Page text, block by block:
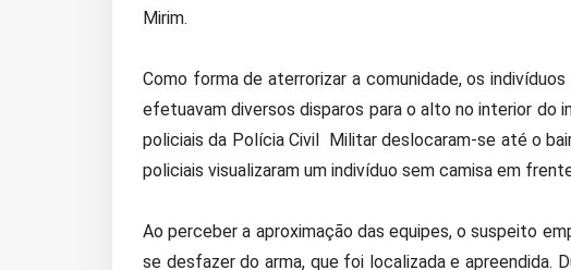
Mirim.
Como forma de aterrorizar a comunidade, os
efetuavam diversos disparos para o alto no interior do
policiais da Polícia Civil Militar deslocaram-se até o
policiais visualizaram um indivíduo sem camisa em
Ao perceber a aproximação das equipes, o suspeito
se desfazer do arma, que foi localizada e apreendida.